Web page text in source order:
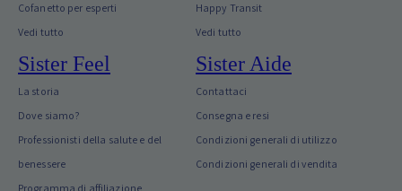
Cofanetto per esperti
Vedi tutto
Happy Transit
Vedi tutto
Sister Feel
La storia
Dove siamo?
Professionisti della salute e del
benessere
Programma di affiliazione
Sister Aide
Contattaci
Consegna e resi
Condizioni generali di utilizzo
Condizioni generali di vendita